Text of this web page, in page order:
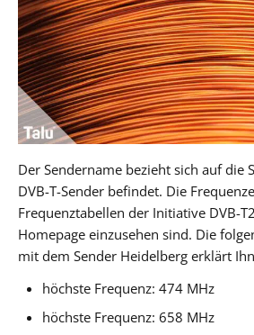
Der Sendername bezieht sich auf die
DVB-T-Sender befindet. Die
Frequenztabellen der Initiative DVB-
Homepage einzusehen sind. Die
mit dem Sender Heidelberg erklärt
höchste Frequenz: 474 MHz
höchste Frequenz: 658 MHz